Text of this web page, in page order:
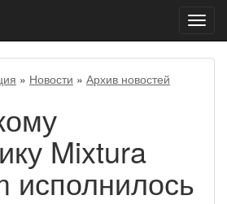
меню
» Новости » Архив новостей
Mixtura
исполнилось